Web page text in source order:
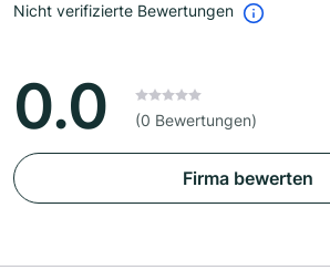
Nicht verifizierte Bewertungen
0.0 (0 Bewertungen)
Firma bewerten